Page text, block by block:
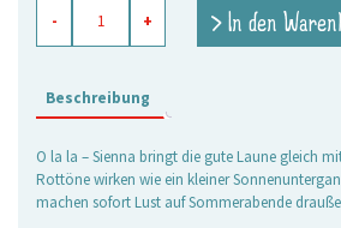
Sienna,
groß
Menge
- + > In den
Beschreibung
O la la – Sienna bringt die gute Laune gleich
Rottöne wirken wie ein kleiner
machen sofort Lust auf Sommerabende